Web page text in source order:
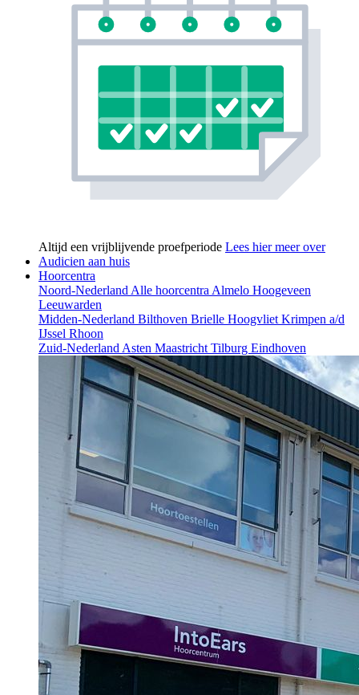
Altijd een vrijblijvende proefperiode Lees hier meer over
Audicien aan huis
Hoorcentra
Noord-Nederland Alle hoorcentra Almelo Hoogeveen
Leeuwarden
Midden-Nederland Bilthoven Brielle Hoogvliet Krimpen a/d
IJssel Rhoon
Zuid-Nederland Asten Maastricht Tilburg Eindhoven